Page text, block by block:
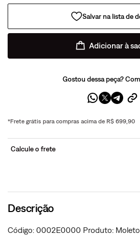
Adicionar à
Gostou dessa peça?
*Frete grátis para compras acima de R$ 699,90
Calcule o frete
Descrição
Código: 0002E0000 Produto: